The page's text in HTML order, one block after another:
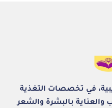
في تخصصات التغذية
والعناية بالبشرة والشعر